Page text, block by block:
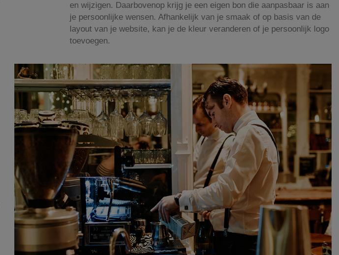
en wijzigen. Daarbovenop krijg je een eigen bon die aanpasbaar is aan
je persoonlijke wensen. Afhankelijk van je smaak of op basis van de
layout van je website, kan je de kleur veranderen of je persoonlijk logo
toevoegen.